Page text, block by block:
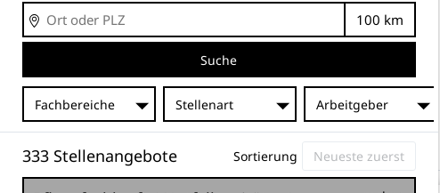
Stichwort
Ort
Entfernung
Suche
Fachbereiche Stellenart Arbeitgeber
333 Stellenangebote Sortierung